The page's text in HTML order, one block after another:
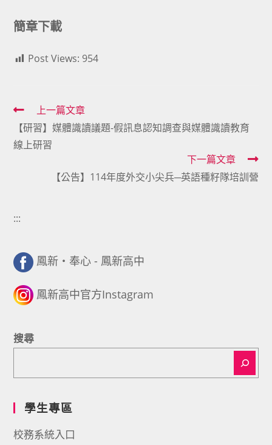
簡章下載
Post Views: 954
Read
more
articles
上一篇文章
【研習】媒體識讀議題-假訊息認知調查與媒體識讀教育
線上研習
下一篇文章
【公告】114年度外交小尖兵─英語種籽隊培訓營
:::
鳳新・奉心 - 鳳新高中
鳳新高中官方Instagram
搜尋
學生專區
校務系統入口